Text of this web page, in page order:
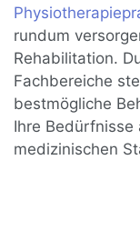
rundum
Rehabilitation.
Fachbereiche
bestmögliche
Ihre
medizinischen